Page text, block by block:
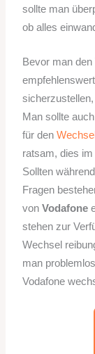
sollte man
ob alles
Bevor man
Man sollte
für den
ratsam, dies
Sollten
Fragen
vonVodafone
stehen zur
Wechsel
man
Vodafone